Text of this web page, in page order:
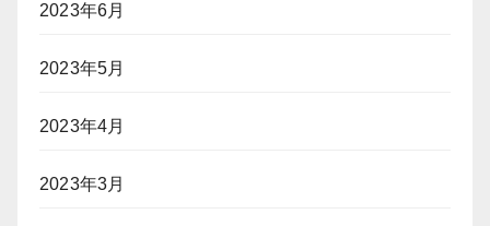
2023年6月
2023年5月
2023年4月
2023年3月